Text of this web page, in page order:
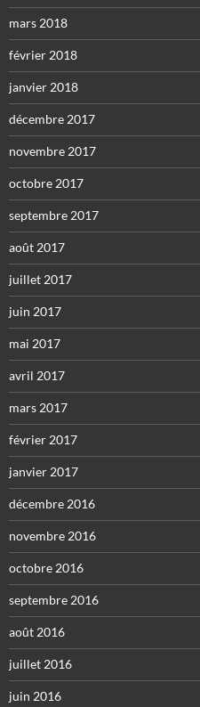
mars 2018
février 2018
janvier 2018
décembre 2017
novembre 2017
octobre 2017
septembre 2017
août 2017
juillet 2017
juin 2017
mai 2017
avril 2017
mars 2017
février 2017
janvier 2017
décembre 2016
novembre 2016
octobre 2016
septembre 2016
août 2016
juillet 2016
juin 2016